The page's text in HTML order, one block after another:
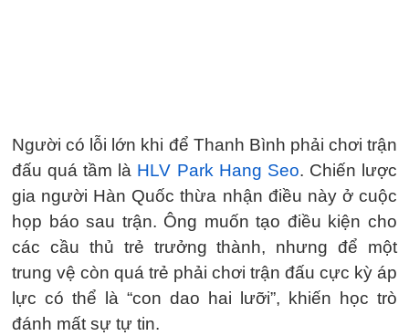
Người có lỗi lớn khi để Thanh Bình phải chơi trận
đấu quá tầm là HLV Park Hang Seo. Chiến lược
gia người Hàn Quốc thừa nhận điều này ở cuộc
họp báo sau trận. Ông muốn tạo điều kiện cho
các cầu thủ trẻ trưởng thành, nhưng để một
trung vệ còn quá trẻ phải chơi trận đấu cực kỳ áp
lực có thể là “con dao hai lưỡi”, khiến học trò
đánh mất sự tự tin.